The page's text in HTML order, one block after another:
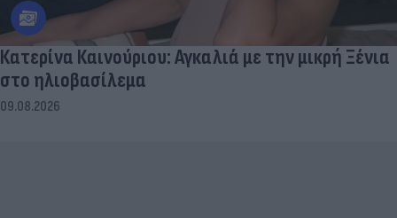
Κατερίνα Καινούριου: Αγκαλιά με την μικρή Ξένια
στο ηλιοβασίλεμα
09.08.2026